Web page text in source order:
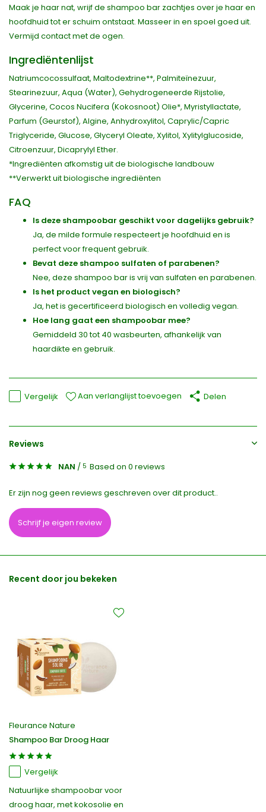
Maak je haar nat, wrijf de shampoo bar zachtjes over je haar en
hoofdhuid tot er schuim ontstaat. Masseer in en spoel goed uit.
Vermijd contact met de ogen.
Ingrediëntenlijst
Natriumcocossulfaat, Maltodextrine**, Palmiteïnezuur,
Stearinezuur, Aqua (Water), Gehydrogeneerde Rijstolie,
Glycerine, Cocos Nucifera (Kokosnoot) Olie*, Myristyllactate,
Parfum (Geurstof), Algine, Anhydroxylitol, Caprylic/Capric
Triglyceride, Glucose, Glyceryl Oleate, Xylitol, Xylitylglucoside,
Citroenzuur, Dicaprylyl Ether.
*Ingrediënten afkomstig uit de biologische landbouw
**Verwerkt uit biologische ingrediënten
FAQ
Is deze shampoobar geschikt voor dagelijks gebruik?
Ja, de milde formule respecteert je hoofdhuid en is
perfect voor frequent gebruik.
Bevat deze shampoo sulfaten of parabenen?
Nee, deze shampoo bar is vrij van sulfaten en parabenen.
Is het product vegan en biologisch?
Ja, het is gecertificeerd biologisch en volledig vegan.
Hoe lang gaat een shampoobar mee?
Gemiddeld 30 tot 40 wasbeurten, afhankelijk van
haardikte en gebruik.
Vergelijk Aan verlanglijst toevoegen Delen
Reviews
NAN / 5 Based on 0 reviews
Er zijn nog geen reviews geschreven over dit product..
Schrijf je eigen review
Recent door jou bekeken
Fleurance Nature
Shampoo Bar Droog Haar
Vergelijk
Natuurlijke shampoobar voor
droog haar, met kokosolie en